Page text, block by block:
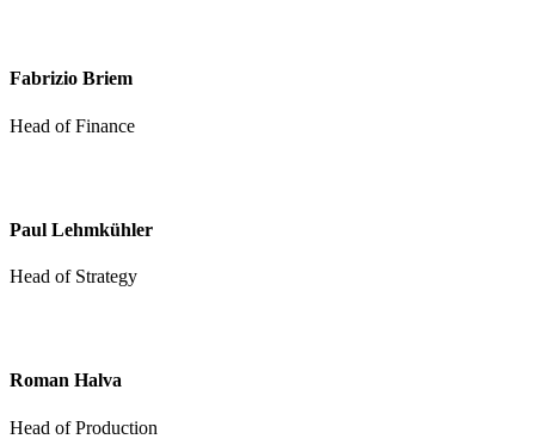
Fabrizio Briem
Head of Finance
Paul Lehmkühler
Head of Strategy
Roman Halva
Head of Production